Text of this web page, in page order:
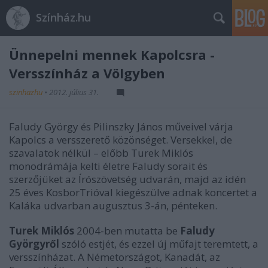
Színház.hu
Ünnepelni mennek Kapolcsra -
Versszínház a Völgyben
szinhazhu • 2012. július 31.
Faludy György és Pilinszky János műveivel várja
Kapolcs a versszerető közönséget. Versekkel, de
szavalatok nélkül – előbb Turek Miklós
monodrámája kelti életre Faludy sorait és
szerzőjüket az Írószövetség udvarán, majd az idén
25 éves KosborTrióval kiegészülve adnak koncertet a
Kaláka udvarban augusztus 3-án, pénteken.
Turek Miklós 2004-ben mutatta be Faludy
Györgyről szóló estjét, és ezzel új műfajt teremtett, a
versszínházat. A Németországot, Kanadát, az